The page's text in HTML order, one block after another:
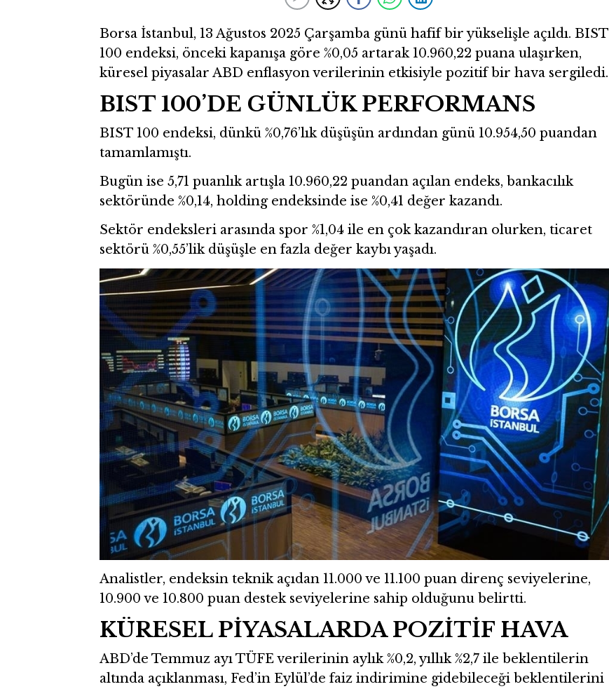
Borsa İstanbul, 13 Ağustos 2025 Çarşamba günü hafif bir yükselişle açıldı. BIST
100 endeksi, önceki kapanışa göre %0,05 artarak 10.960,22 puana ulaşırken,
küresel piyasalar ABD enflasyon verilerinin etkisiyle pozitif bir hava sergiledi.
BIST 100’DE GÜNLÜK PERFORMANS
BIST 100 endeksi, dünkü %0,76’lık düşüşün ardından günü 10.954,50 puandan
tamamlamıştı.
Bugün ise 5,71 puanlık artışla 10.960,22 puandan açılan endeks, bankacılık
sektöründe %0,14, holding endeksinde ise %0,41 değer kazandı.
Sektör endeksleri arasında spor %1,04 ile en çok kazandıran olurken, ticaret
sektörü %0,55’lik düşüşle en fazla değer kaybı yaşadı.
Analistler, endeksin teknik açıdan 11.000 ve 11.100 puan direnç seviyelerine,
10.900 ve 10.800 puan destek seviyelerine sahip olduğunu belirtti.
KÜRESEL PİYASALARDA POZİTİF HAVA
ABD’de Temmuz ayı TÜFE verilerinin aylık %0,2, yıllık %2,7 ile beklentilerin
altında açıklanması, Fed’in Eylül’de faiz indirimine gidebileceği beklentilerini